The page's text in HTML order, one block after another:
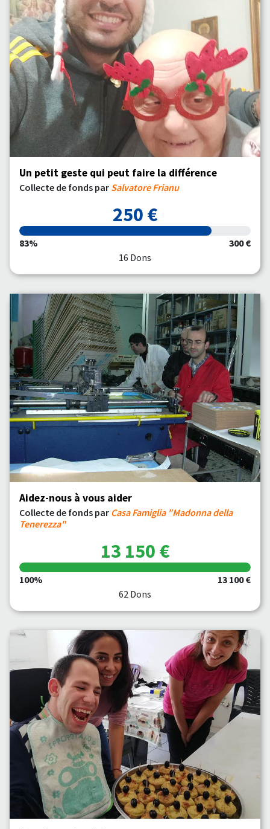
Un petit geste qui peut faire la différence
Collecte de fonds par Salvatore Frianu
250 €
83%
300 €
16 Dons
Aidez-nous à vous aider
Collecte de fonds par Casa Famiglia "Madonna della
Tenerezza"
13 150 €
100%
13 100 €
62 Dons